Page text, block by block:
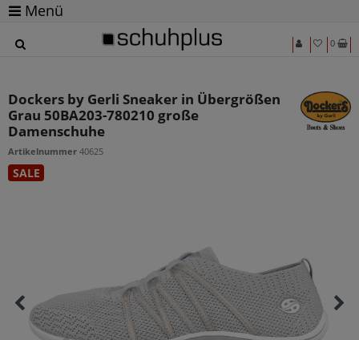
Menü
0
Dockers by Gerli Sneaker in Übergrößen
Grau 50BA203-780210 große
Damenschuhe
Artikelnummer 40625
SALE